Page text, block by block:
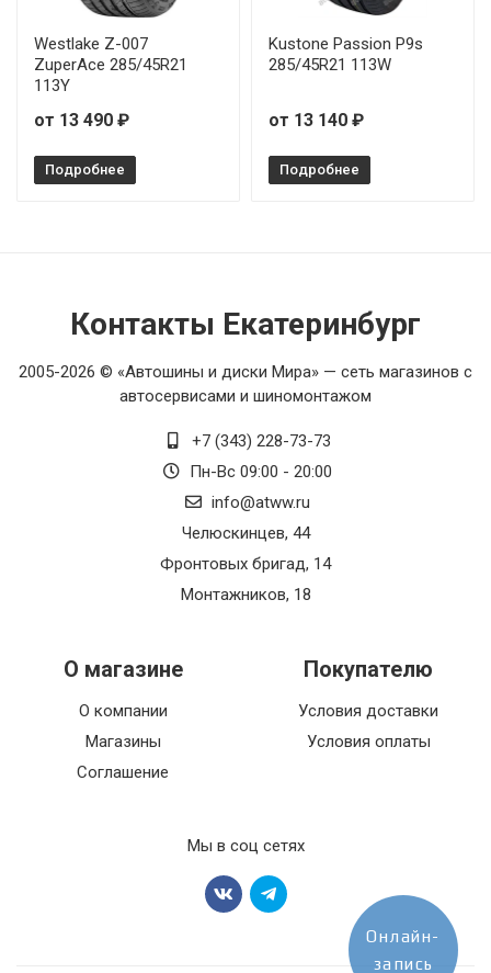
Westlake Z-007
ZuperAce 285/45R21
113Y
от 13 490 ₽
Подробнее
Kustone Passion P9s
285/45R21 113W
от 13 140 ₽
Подробнее
Контакты Екатеринбург
2005-2026 © «Автошины и диски Мира» — сеть магазинов с
автосервисами и шиномонтажом
+7 (343) 228-73-73
Пн-Вс 09:00 - 20:00
info@atww.ru
Челюскинцев, 44
Фронтовых бригад, 14
Монтажников, 18
О магазине
О компании
Магазины
Соглашение
Покупателю
Условия доставки
Условия оплаты
Мы в соц сетях
Онлайн-
запись